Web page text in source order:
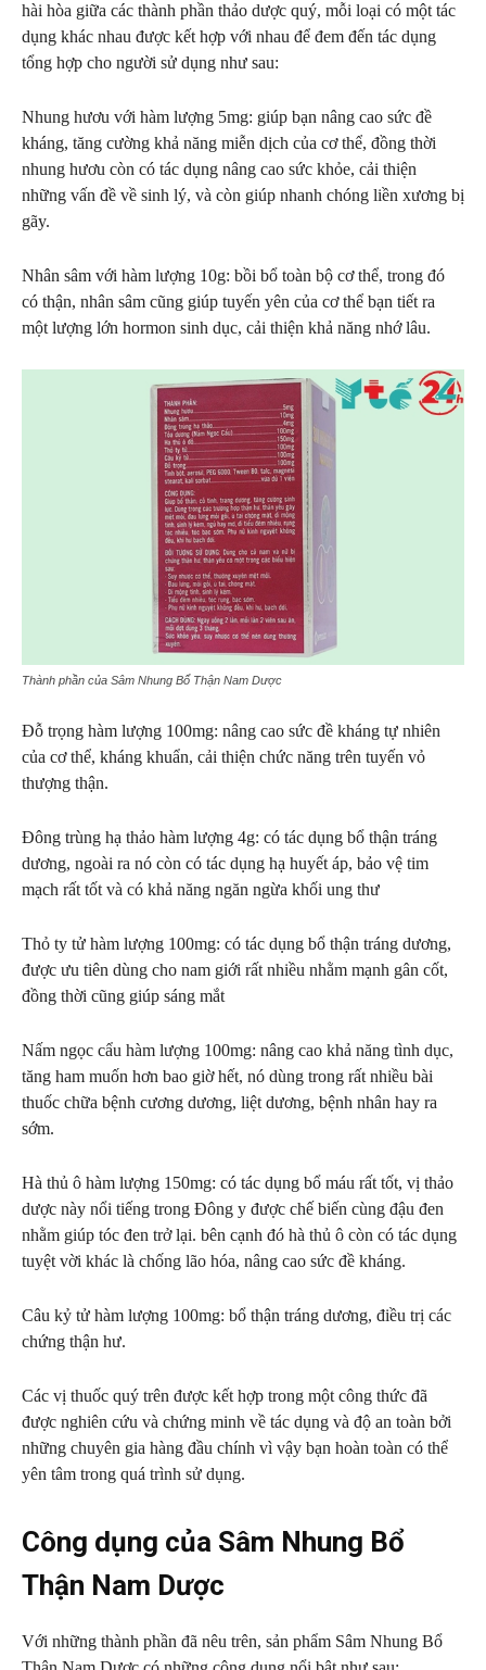
hài hòa giữa các thành phần thảo dược quý, mỗi loại có một tác
dụng khác nhau được kết hợp với nhau để đem đến tác dụng
tổng hợp cho người sử dụng như sau:
Nhung hươu với hàm lượng 5mg: giúp bạn nâng cao sức đề
kháng, tăng cường khả năng miễn dịch của cơ thể, đồng thời
nhung hươu còn có tác dụng nâng cao sức khỏe, cải thiện
những vấn đề về sinh lý, và còn giúp nhanh chóng liền xương bị
gãy.
Nhân sâm với hàm lượng 10g: bồi bổ toàn bộ cơ thể, trong đó
có thận, nhân sâm cũng giúp tuyến yên của cơ thể bạn tiết ra
một lượng lớn hormon sinh dục, cải thiện khả năng nhớ lâu.
Thành phần của Sâm Nhung Bổ Thận Nam Dược
Đỗ trọng hàm lượng 100mg: nâng cao sức đề kháng tự nhiên
của cơ thể, kháng khuẩn, cải thiện chức năng trên tuyến vỏ
thượng thận.
Đông trùng hạ thảo hàm lượng 4g: có tác dụng bổ thận tráng
dương, ngoài ra nó còn có tác dụng hạ huyết áp, bảo vệ tim
mạch rất tốt và có khả năng ngăn ngừa khối ung thư
Thỏ ty tử hàm lượng 100mg: có tác dụng bổ thận tráng dương,
được ưu tiên dùng cho nam giới rất nhiều nhằm mạnh gân cốt,
đồng thời cũng giúp sáng mắt
Nấm ngọc cẩu hàm lượng 100mg: nâng cao khả năng tình dục,
tăng ham muốn hơn bao giờ hết, nó dùng trong rất nhiều bài
thuốc chữa bệnh cương dương, liệt dương, bệnh nhân hay ra
sớm.
Hà thủ ô hàm lượng 150mg: có tác dụng bổ máu rất tốt, vị thảo
dược này nổi tiếng trong Đông y được chế biến cùng đậu đen
nhằm giúp tóc đen trở lại. bên cạnh đó hà thủ ô còn có tác dụng
tuyệt vời khác là chống lão hóa, nâng cao sức đề kháng.
Câu kỷ tử hàm lượng 100mg: bổ thận tráng dương, điều trị các
chứng thận hư.
Các vị thuốc quý trên được kết hợp trong một công thức đã
được nghiên cứu và chứng minh về tác dụng và độ an toàn bởi
những chuyên gia hàng đầu chính vì vậy bạn hoàn toàn có thể
yên tâm trong quá trình sử dụng.
Công dụng của Sâm Nhung Bổ
Thận Nam Dược
Với những thành phần đã nêu trên, sản phẩm Sâm Nhung Bổ